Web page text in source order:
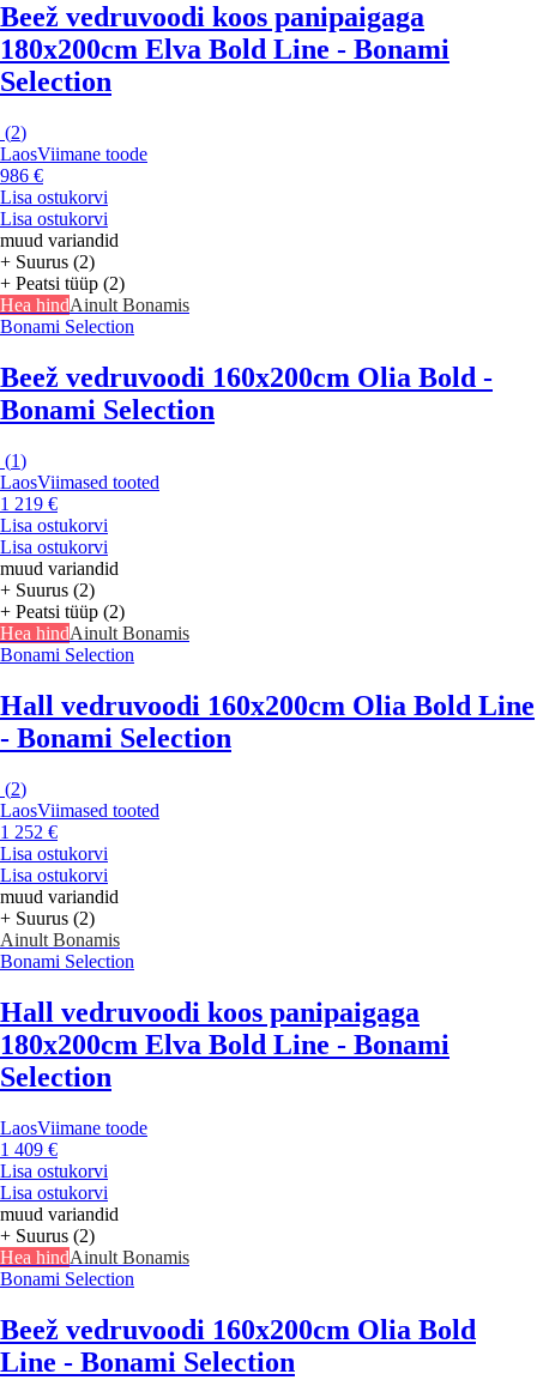
Beež vedruvoodi koos panipaigaga
180x200cm Elva Bold Line - Bonami
Selection
(2)
LaosViimane toode
986 €
Lisa ostukorvi
Lisa ostukorvi
muud variandid
+ Suurus (2)
+ Peatsi tüüp (2)
Hea hindAinult Bonamis
Bonami Selection
Beež vedruvoodi 160x200cm Olia Bold -
Bonami Selection
(1)
LaosViimased tooted
1 219 €
Lisa ostukorvi
Lisa ostukorvi
muud variandid
+ Suurus (2)
+ Peatsi tüüp (2)
Hea hindAinult Bonamis
Bonami Selection
Hall vedruvoodi 160x200cm Olia Bold Line
- Bonami Selection
(2)
LaosViimased tooted
1 252 €
Lisa ostukorvi
Lisa ostukorvi
muud variandid
+ Suurus (2)
Ainult Bonamis
Bonami Selection
Hall vedruvoodi koos panipaigaga
180x200cm Elva Bold Line - Bonami
Selection
LaosViimane toode
1 409 €
Lisa ostukorvi
Lisa ostukorvi
muud variandid
+ Suurus (2)
Hea hindAinult Bonamis
Bonami Selection
Beež vedruvoodi 160x200cm Olia Bold
Line - Bonami Selection